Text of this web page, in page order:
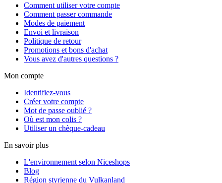
Comment utiliser votre compte
Comment passer commande
Modes de paiement
Envoi et livraison
Politique de retour
Promotions et bons d'achat
Vous avez d'autres questions ?
Mon compte
Identifiez-vous
Créer votre compte
Mot de passe oublié ?
Où est mon colis ?
Utiliser un chèque-cadeau
En savoir plus
L'environnement selon Niceshops
Blog
Région styrienne du Vulkanland